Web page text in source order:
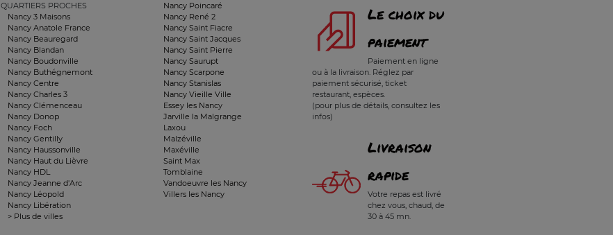
QUARTIERS PROCHES
Nancy 3 Maisons
Nancy Anatole France
Nancy Beauregard
Nancy Blandan
Nancy Boudonville
Nancy Buthégnemont
Nancy Centre
Nancy Charles 3
Nancy Clémenceau
Nancy Donop
Nancy Foch
Nancy Gentilly
Nancy Haussonville
Nancy Haut du Lièvre
Nancy HDL
Nancy Jeanne d'Arc
Nancy Léopold
Nancy Libération
> Plus de villes
Nancy Poincaré
Nancy René 2
Nancy Saint Fiacre
Nancy Saint Jacques
Nancy Saint Pierre
Nancy Saurupt
Nancy Scarpone
Nancy Stanislas
Nancy Vieille Ville
Essey les Nancy
Jarville la Malgrange
Laxou
Malzéville
Maxéville
Saint Max
Tomblaine
Vandoeuvre les Nancy
Villers les Nancy
Le choix du
paiement
Paiement en ligne
ou à la livraison. Réglez par
paiement sécurisé, ticket
restaurant, espèces.
(pour plus de détails, consultez les
infos)
Livraison
rapide
Votre repas est livré
chez vous, chaud, de
30 à 45 mn.